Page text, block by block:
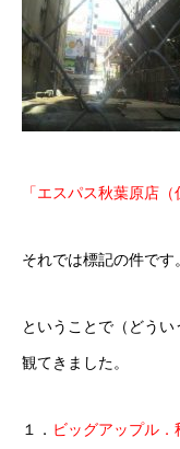
「エスパス秋葉原店（
それでは標記の件です。
ということで（どうい
観てきました。
１． ビッグアップル．